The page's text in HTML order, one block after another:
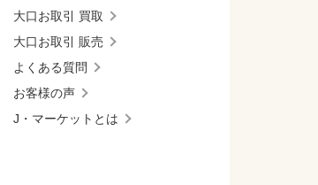
大口お取引 買取
大口お取引 販売
よくある質問
お客様の声
J・マーケットとは